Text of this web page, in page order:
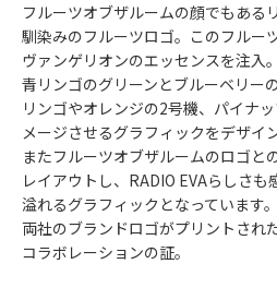
フルーツオブザルームの顔でもある
馴染みのフルーツロゴ。このフルー
ヴァンゲリオンのエッセンスを注入。
青リンゴのグリーンとブルーベリー
リンゴやオレンジの2号機、パイナ
メージさせるグラフィックをデザイ
またフルーツオブザルームのロゴと
レイアウトし、RADIO EVAらしさ
溢れるグラフィックとなっています。
両社のブランドロゴがプリントされ
コラボレーションの証。